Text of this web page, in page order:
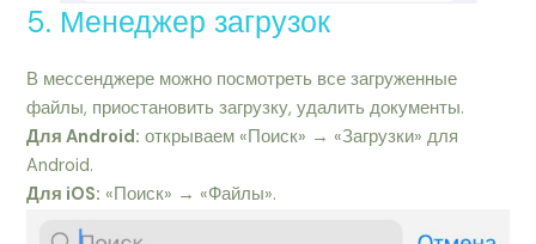
5. Менеджер загрузок
В мессенджере можно посмотреть все загруженные
файлы, приостановить загрузку, удалить документы.
Для Android: открываем «Поиск» → «Загрузки» для
Android.
Для iOS: «Поиск» → «Файлы».